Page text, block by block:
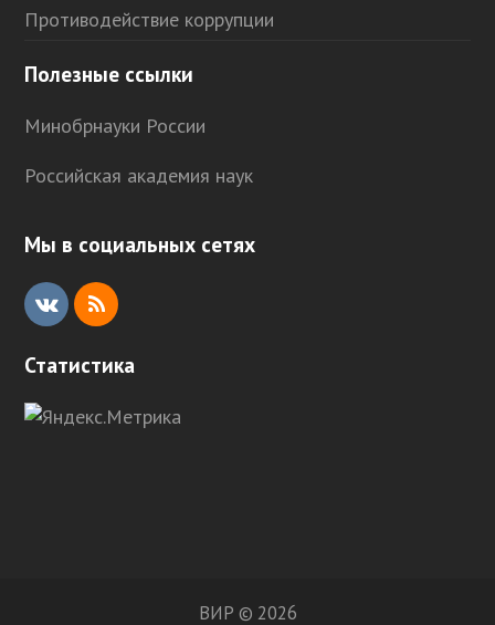
Противодействие коррупции
Полезные ссылки
Минобрнауки России
Российская академия наук
Мы в социальных сетях
V
R
Статистика
ВИР © 2026